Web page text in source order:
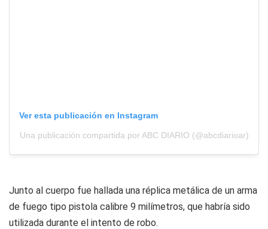
Ver esta publicación en Instagram
Una publicación compartida por ABC DIARIO (@abcdiarioar)
Junto al cuerpo fue hallada una réplica metálica de un arma
de fuego tipo pistola calibre 9 milímetros, que habría sido
utilizada durante el intento de robo.